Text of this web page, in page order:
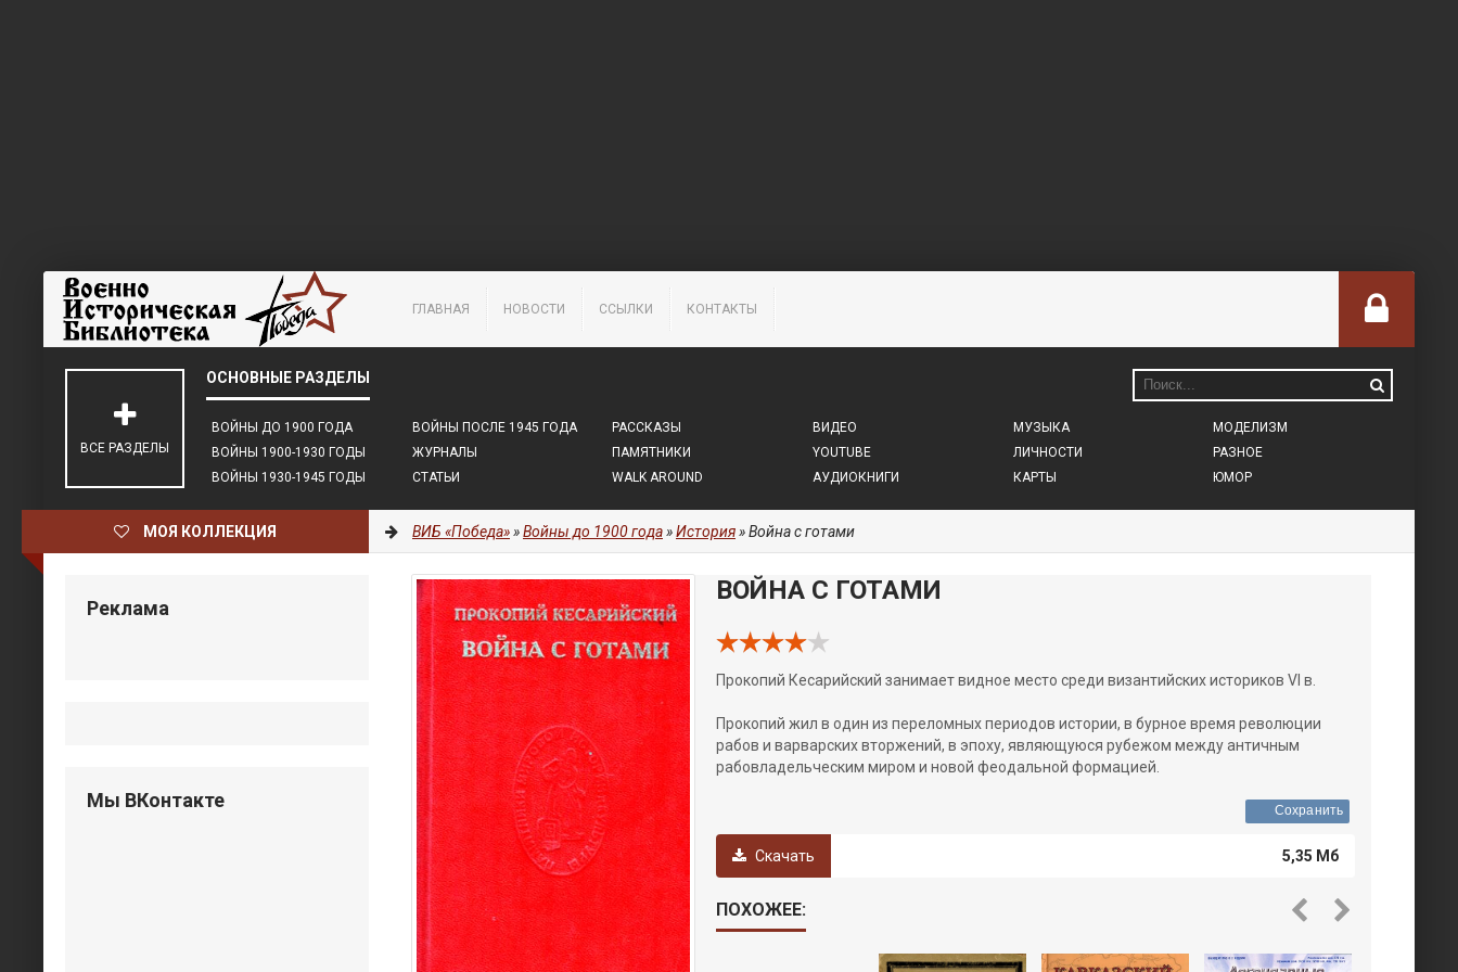
ГЛАВНАЯ НОВОСТИ ССЫЛКИ КОНТАКТЫ
ВОЙНЫ ДО 1900 ГОДА
ВОЙНЫ 1900-1930 ГОДЫ
ВОЙНЫ 1930-1945 ГОДЫ
ВОЙНЫ ПОСЛЕ 1945 ГОДА
ЖУРНАЛЫ
СТАТЬИ
РАССКАЗЫ
ПАМЯТНИКИ
WALK AROUND
ВИДЕО
YOUTUBE
АУДИОКНИГИ
МУЗЫКА
ЛИЧНОСТИ
КАРТЫ
МОДЕЛИЗМ
РАЗНОЕ
ЮМОР
ВСЕ РАЗДЕЛЫ
МОЯ КОЛЛЕКЦИЯ ВИБ «Победа»»Войны до 1900 года»История» Война с готами
ВОЙНА С ГОТАМИ
Прокопий Кесарийский занимает видное место среди византийских историков VI в.
Прокопий жил в один из переломных периодов истории, в бурное время революции
рабов и варварских вторжений, в эпоху, являющуюся рубежом между античным
рабовладельческим миром и новой феодальной формацией.
Сохранить
Скачать 5,35 Мб
ПОХОЖЕЕ:
Реклама
Мы ВКонтакте